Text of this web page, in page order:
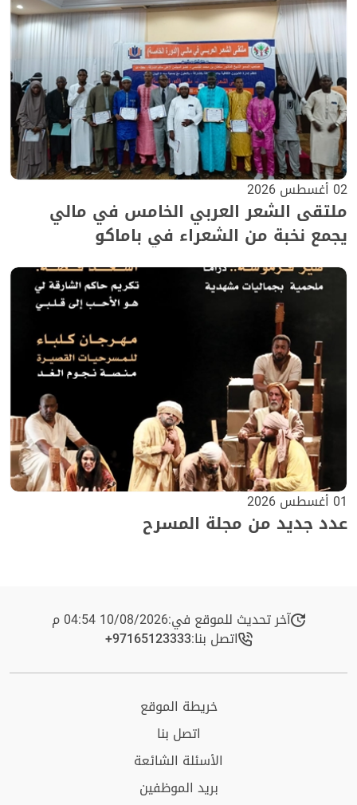
02 أغسطس 2026
ملتقى الشعر العربي الخامس في مالي
يجمع نخبة من الشعراء في باماكو
01 أغسطس 2026
عدد جديد من مجلة المسرح
آخر تحديث للموقع في:10/08/2026 04:54 م
اتصل بنا:+97165123333​
خريطة الموقع
اتصل بنا
الأسئلة الشائعة
بريد الموظفين